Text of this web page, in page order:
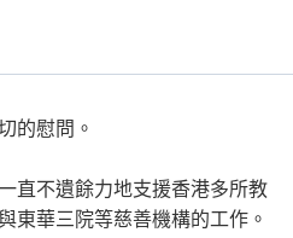
的慰問。
直不遺餘力地支援香港多所教
東華三院等慈善機構的工作。